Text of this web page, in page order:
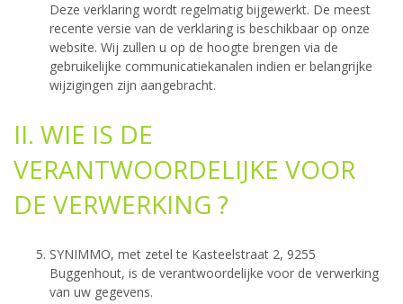
Deze verklaring wordt regelmatig bijgewerkt. De meest
recente versie van de verklaring is beschikbaar op onze
website. Wij zullen u op de hoogte brengen via de
gebruikelijke communicatiekanalen indien er belangrijke
wijzigingen zijn aangebracht.
II. WIE IS DE
VERANTWOORDELIJKE VOOR
DE VERWERKING ?
SYNIMMO, met zetel te Kasteelstraat 2, 9255
Buggenhout, is de verantwoordelijke voor de verwerking
van uw gegevens.